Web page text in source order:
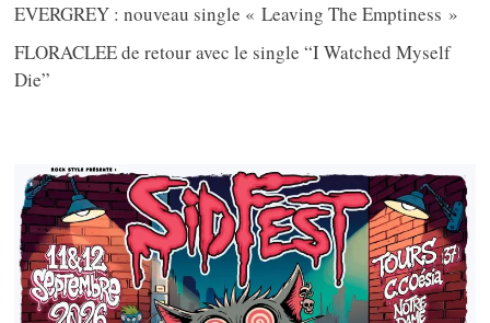
EVERGREY : nouveau single « Leaving The Emptiness »
FLORACLEE de retour avec le single “I Watched Myself
Die”